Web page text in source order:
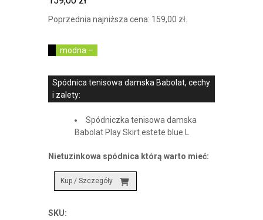
Poprzednia najniższa cena: 159,00 zł.
modna –
Spódnica tenisowa damska Babolat, cechy
i zalety:
Spódniczka tenisowa damska
Babolat Play Skirt estete blue L
Nietuzinkowa spódnica którą warto mieć:
Kup / Szczegóły
SKU: